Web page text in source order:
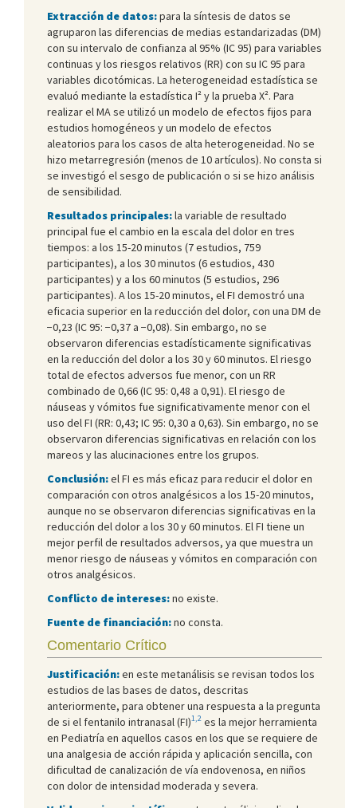
Extracción de datos:para la síntesis de datos se
agruparon las diferencias de medias estandarizadas (DM)
con su intervalo de confianza al 95% (IC 95) para variables
continuas y los riesgos relativos (RR) con su IC 95 para
variables dicotómicas. La heterogeneidad estadística se
evaluó mediante la estadística I² y la prueba X². Para
realizar el MA se utilizó un modelo de efectos fijos para
estudios homogéneos y un modelo de efectos
aleatorios para los casos de alta heterogeneidad. No se
hizo metarregresión (menos de 10 artículos). No consta si
se investigó el sesgo de publicación o si se hizo análisis
de sensibilidad.
Resultados principales:la variable de resultado
principal fue el cambio en la escala del dolor en tres
tiempos: a los 15-20 minutos (7 estudios, 759
participantes), a los 30 minutos (6 estudios, 430
participantes) y a los 60 minutos (5 estudios, 296
participantes). A los 15-20 minutos, el FI demostró una
eficacia superior en la reducción del dolor, con una DM de
−0,23 (IC 95: −0,37 a −0,08). Sin embargo, no se
observaron diferencias estadísticamente significativas
en la reducción del dolor a los 30 y 60 minutos. El riesgo
total de efectos adversos fue menor, con un RR
combinado de 0,66 (IC 95: 0,48 a 0,91). El riesgo de
náuseas y vómitos fue significativamente menor con el
uso del FI (RR: 0,43; IC 95: 0,30 a 0,63). Sin embargo, no se
observaron diferencias significativas en relación con los
mareos y las alucinaciones entre los grupos.
Conclusión:el FI es más eficaz para reducir el dolor en
comparación con otros analgésicos a los 15-20 minutos,
aunque no se observaron diferencias significativas en la
reducción del dolor a los 30 y 60 minutos. El FI tiene un
mejor perfil de resultados adversos, ya que muestra un
menor riesgo de náuseas y vómitos en comparación con
otros analgésicos.
Conflicto de intereses:no existe.
Fuente de financiación:no consta.
Comentario Crítico
Justificación:en este metanálisis se revisan todos los
estudios de las bases de datos, descritas
anteriormente, para obtener una respuesta a la pregunta
de si el fentanilo intranasal (FI)1,2 es la mejor herramienta
en Pediatría en aquellos casos en los que se requiere de
una analgesia de acción rápida y aplicación sencilla, con
dificultad de canalización de vía endovenosa, en niños
con dolor de intensidad moderada y severa.